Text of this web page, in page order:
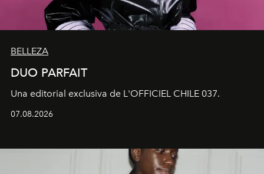
BELLEZA
DUO PARFAIT
Una editorial exclusiva de L'OFFICIEL CHILE 037.
07.08.2026